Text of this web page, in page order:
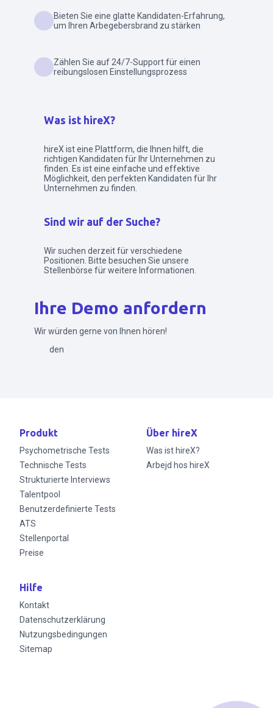
Bieten Sie eine glatte Kandidaten-Erfahrung,
um Ihren Arbegebersbrand zu stärken
Zählen Sie auf 24/7-Support für einen
reibungslosen Einstellungsprozess
Was ist hireX?
hireX ist eine Plattform, die Ihnen hilft, die
richtigen Kandidaten für Ihr Unternehmen zu
finden. Es ist eine einfache und effektive
Möglichkeit, den perfekten Kandidaten für Ihr
Unternehmen zu finden.
Sind wir auf der Suche?
Wir suchen derzeit für verschiedene
Positionen. Bitte besuchen Sie unsere
Stellenbörse für weitere Informationen.
Ihre Demo anfordern
Wir würden gerne von Ihnen hören!
Senden
Produkt
Psychometrische Tests
Technische Tests
Strukturierte Interviews
Talentpool
Benutzerdefinierte Tests
ATS
Stellenportal
Preise
Über hireX
Was ist hireX?
Arbejd hos hireX
Hilfe
Kontakt
Datenschutzerklärung
Nutzungsbedingungen
Sitemap